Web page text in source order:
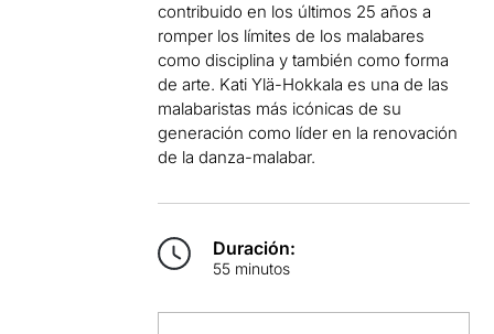
contribuido en los últimos 25 años a
romper los límites de los malabares
como disciplina y también como forma
de arte. Kati Ylä-Hokkala es una de las
malabaristas más icónicas de su
generación como líder en la renovación
de la danza-malabar.
Duración:
55 minutos